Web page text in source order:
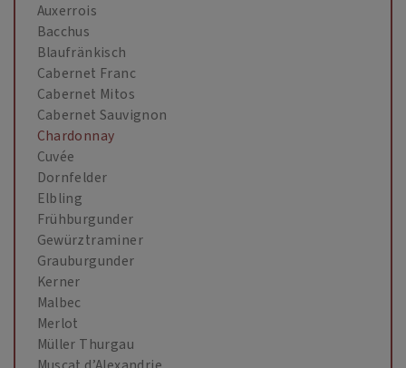
Auxerrois
Bacchus
Blaufränkisch
Cabernet Franc
Cabernet Mitos
Cabernet Sauvignon
Chardonnay
Cuvée
Dornfelder
Elbling
Frühburgunder
Gewürztraminer
Grauburgunder
Kerner
Malbec
Merlot
Müller Thurgau